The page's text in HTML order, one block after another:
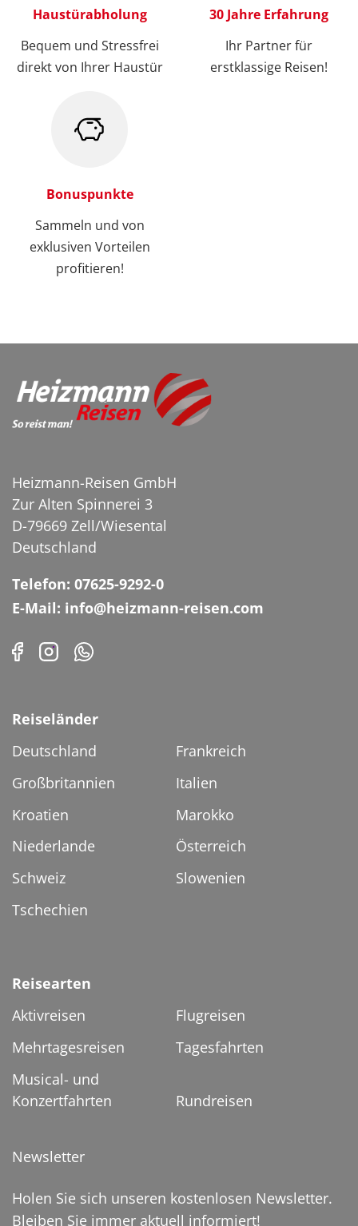
© Napat_v.A.
Haustürabholung
Bequem und Stressfrei
direkt von Ihrer Haustür
30 Jahre Erfahrung
Ihr Partner für
erstklassige Reisen!
Bonuspunkte
Sammeln und von
exklusiven Vorteilen
profitieren!
Heizmann-Reisen GmbH
Zur Alten Spinnerei 3
D-79669 Zell/Wiesental
Deutschland
Telefon: 07625-9292-0
E-Mail: info@heizmann-reisen.com
Reiseländer
Deutschland
Frankreich
Großbritannien
Italien
Kroatien
Marokko
Niederlande
Österreich
Schweiz
Slowenien
Tschechien
Reisearten
Aktivreisen
Flugreisen
Mehrtagesreisen
Tagesfahrten
Musical- und
Konzertfahrten
Rundreisen
Newsletter
Holen Sie sich unseren kostenlosen Newsletter.
Bleiben Sie immer aktuell informiert!